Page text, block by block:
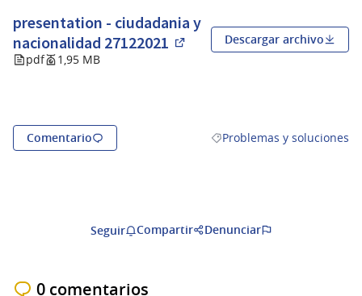
presentation - ciudadania y
nacionalidad 27122021
(Abrir en una pestaña
pdf 1,95 MB
Descargar archivo
Comentario Resultados al filtrar por la
Problemas y soluciones
Seguir Compartir Denunciar
0 comentarios